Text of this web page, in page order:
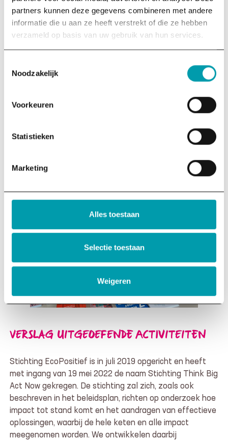
partners kunnen deze gegevens combineren met andere
informatie die u aan ze heeft verstrekt of die ze hebben
verzameld op basis van uw gebruik van hun services.
Noodzakelijk
Voorkeuren
Statistieken
Marketing
Alles toestaan
Selectie toestaan
Weigeren
DONATEURS
Deze organisaties dragen ons een warm hart toe en
VERSLAG UITGEOEFENDE ACTIVITEITEN
Stichting EcoPositief is in juli 2019 opgericht en heeft
met ingang van 19 mei 2022 de naam Stichting Think Big
Act Now gekregen. De stichting zal zich, zoals ook
beschreven in het beleidsplan, richten op onderzoek hoe
impact tot stand komt en het aandragen van effectieve
oplossingen, waarbij de hele keten en alle impact
meegenomen worden. We ontwikkelen daarbij